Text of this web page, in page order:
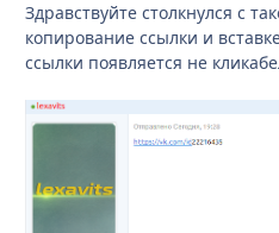
Здравствуйте столкнулся с
копирование ссылки и
ссылки появляется не